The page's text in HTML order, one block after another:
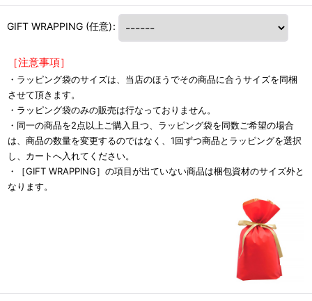
GIFT WRAPPING (任意):
［注意事項］
・ラッピング袋のサイズは、当店のほうでその商品に合うサイズを同梱
させて頂きます。
・ラッピング袋のみの販売は行なっておりません。
・同一の商品を2点以上ご購入且つ、ラッピング袋を同数ご希望の場合
は、商品の数量を変更するのではなく、1回ずつ商品とラッピングを選択
し、カートへ入れてください。
・［GIFT WRAPPING］の項目が出ていない商品は梱包資材のサイズ外と
なります。